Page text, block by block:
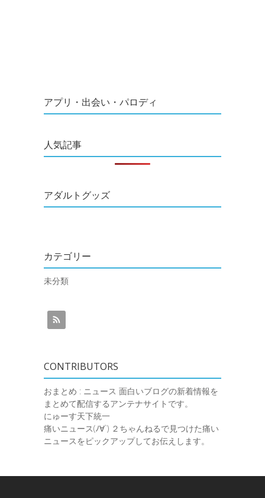
アプリ・出会い・パロディ
人気記事
アダルトグッズ
カテゴリー
未分類
CONTRIBUTORS
おまとめ : ニュース 面白いブログの新着情報を
まとめて配信するアンテナサイトです。
にゅーす天下統一
痛いニュース(ﾉ∀`) ２ちゃんねるで見つけた痛い
ニュースをピックアップしてお伝えします。